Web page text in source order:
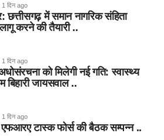
1 दिन ago
छत्तीसगढ़ में समान नागरिक संहिता
करने की तैयारी ..
1 दिन ago
को मिलेगी नई गति: स्वास्थ्य
बिहारी जायसवाल ..
1 दिन ago
टास्क फोर्स की बैठक सम्पन्न ..